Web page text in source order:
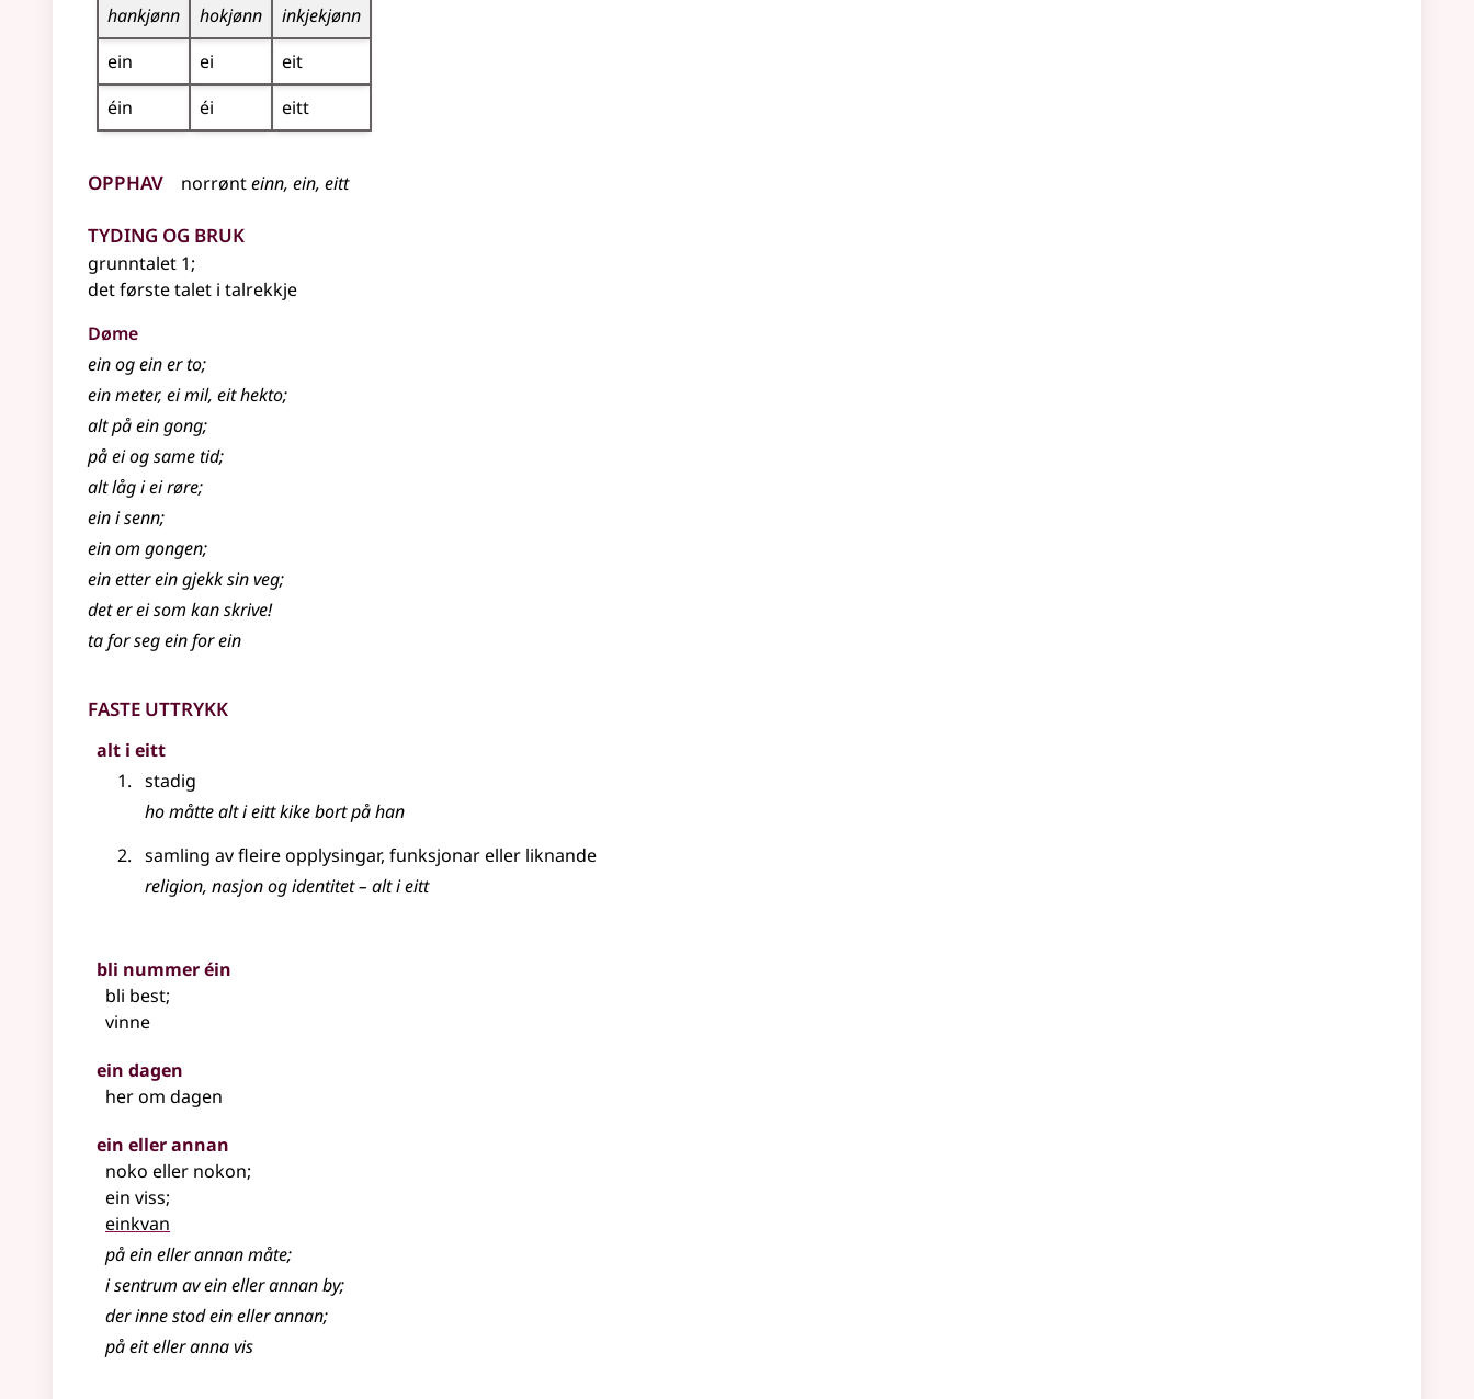
hankjønn
hokjønn
inkjekjønn
ein
ei
eit
éin
éi eitt
Opphav norrønteinn, ein, eitt
Tyding og bruk
grunntalet 1;
det første talet i talrekkje
Døme
ein og ein er to;
ein meter, ei mil, eit hekto;
alt på ein gong;
på ei og same tid;
alt låg i ei røre;
ein i senn;
ein om gongen;
ein etter ein gjekk sin veg;
det er ei som kan skrive!
ta for seg ein for ein
Faste uttrykk
alt i eitt
stadig
ho måtte alt i eitt kike bort på han
samling av fleire opplysingar, funksjonar eller liknande
religion, nasjon og identitet – alt i eitt
bli nummer éin
bli best;
vinne
ein dagen
her om dagen
ein eller annan
noko eller nokon;
ein viss;
einkvan
på ein eller annan måte;
i sentrum av ein eller annan by;
der inne stod ein eller annan;
på eit eller anna vis